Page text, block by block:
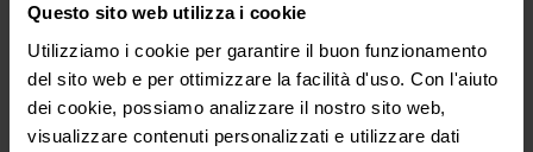
Questo sito web utilizza i cookie
Utilizziamo i cookie per garantire il buon funzionamento
del sito web e per ottimizzare la facilità d'uso. Con l'aiuto
dei cookie, possiamo analizzare il nostro sito web,
visualizzare contenuti personalizzati e utilizzare dati
34,95 €
39,95 €
Unisex Unisex